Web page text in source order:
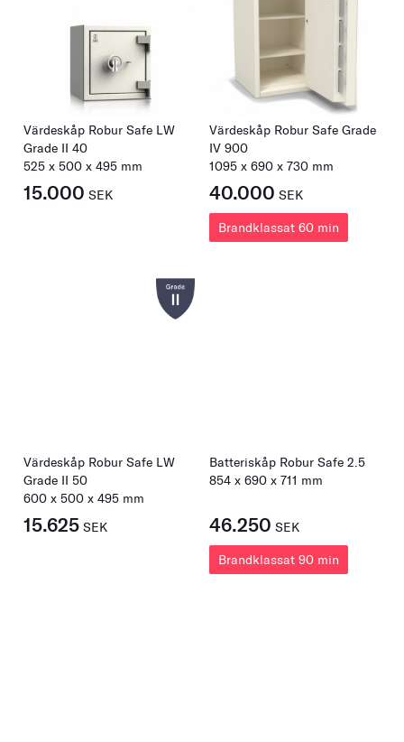
Värdeskåp Robur Safe LW
Grade II 40
525 x 500 x 495 mm
15.000 SEK
Värdeskåp Robur Safe Grade
IV 900
1095 x 690 x 730 mm
40.000 SEK
Brandklassat 60 min
Värdeskåp Robur Safe LW
Grade II 50
600 x 500 x 495 mm
15.625 SEK
Batteriskåp Robur Safe 2.5
854 x 690 x 711 mm
46.250 SEK
Brandklassat 90 min